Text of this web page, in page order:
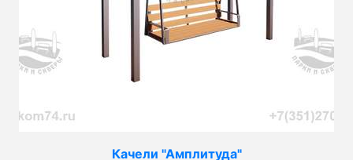
Качели "Амплитуда"